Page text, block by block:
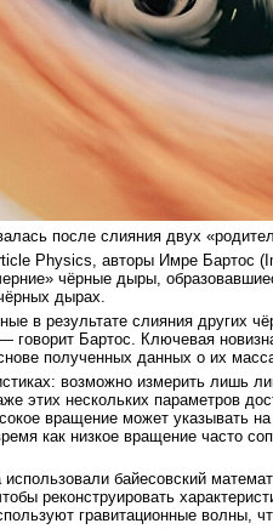
после слияния двух
Physics, авторы Имре Бартос
чёрные дыры,
дырах.
в результате слияния других
Бартос. Ключевая
полученных данных о их
возможно измерить лишь
этих нескольких параметров
вращение может указывать
как низкое вращение часто
байесовский
реконструировать
гравитационные волны,